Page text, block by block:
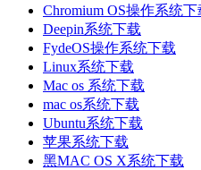
Chromium OS操作系统下
Deepin系统下载
FydeOS操作系统下载
Linux系统下载
Mac os 系统下载
mac os系统下载
Ubuntu系统下载
苹果系统下载
黑MAC OS X系统下载